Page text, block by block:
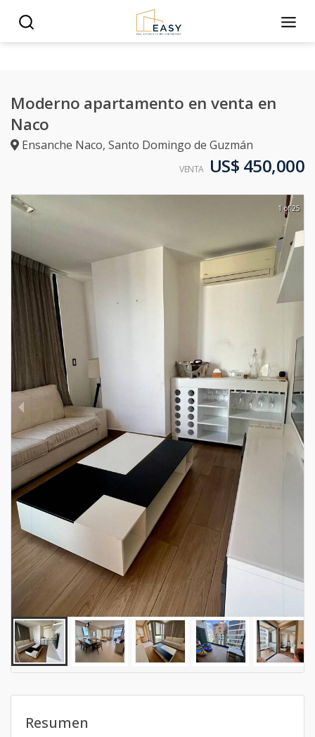
Moderno apartamento en venta en
Naco
Ensanche Naco, Santo Domingo de Guzmán
VENTA US$ 450,000
1 of 25
Resumen